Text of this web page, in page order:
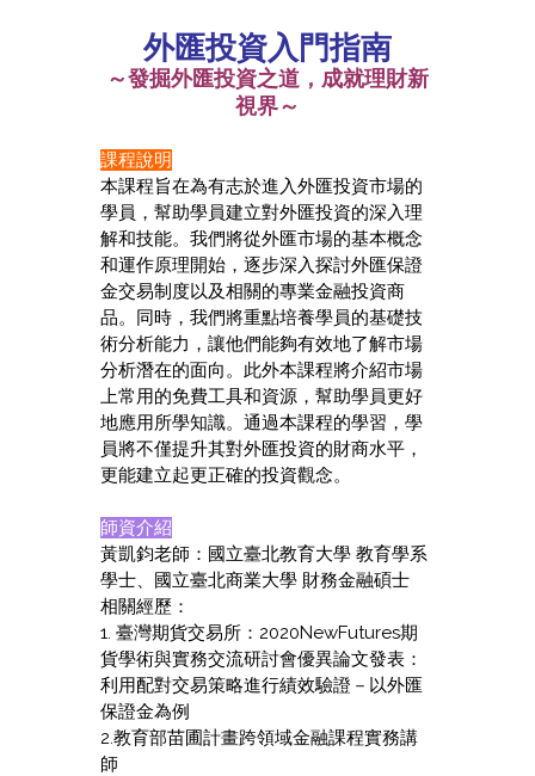
外匯投資入門指南
～發掘外匯投資之道，成就理財新
視界～
課程說明
本課程旨在為有志於進入外匯投資市場的
學員，幫助學員建立對外匯投資的深入理
解和技能。我們將從外匯市場的基本概念
和運作原理開始，逐步深入探討外匯保證
金交易制度以及相關的專業金融投資商
品。同時，我們將重點培養學員的基礎技
術分析能力，讓他們能夠有效地了解市場
分析潛在的面向。此外本課程將介紹市場
上常用的免費工具和資源，幫助學員更好
地應用所學知識。通過本課程的學習，學
員將不僅提升其對外匯投資的財商水平，
更能建立起更正確的投資觀念。
師資介紹
黃凱鈞老師：國立臺北教育大學 教育學系
學士、國立臺北商業大學 財務金融碩士
相關經歷：
1. 臺灣期貨交易所：2020NewFutures期
貨學術與實務交流研討會優異論文發表：
利用配對交易策略進行績效驗證－以外匯
保證金為例
2.教育部苗圃計畫跨領域金融課程實務講
師